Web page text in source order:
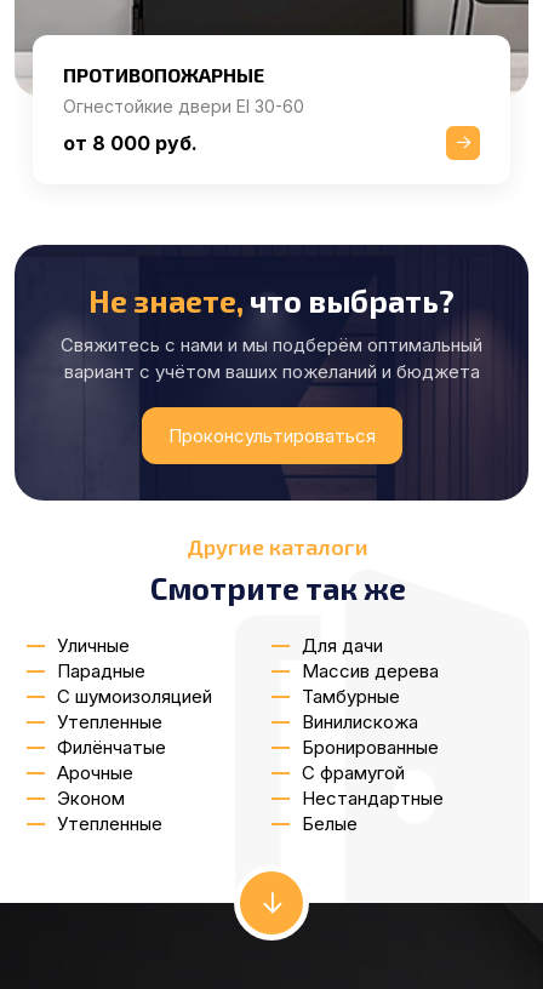
ПРОТИВОПОЖАРНЫЕ
Огнестойкие двери EI 30-60
от 8 000 руб.
Не знаете, что выбрать?
Свяжитесь с нами и мы подберём оптимальный
вариант с учётом ваших пожеланий и бюджета
Проконсультироваться
Другие каталоги
Смотрите так же
Уличные
Для дачи
Парадные
Массив дерева
С шумоизоляцией
Тамбурные
Утепленные
Винилискожа
Филёнчатые
Бронированные
Арочные
С фрамугой
Эконом
Нестандартные
Утепленные
Белые